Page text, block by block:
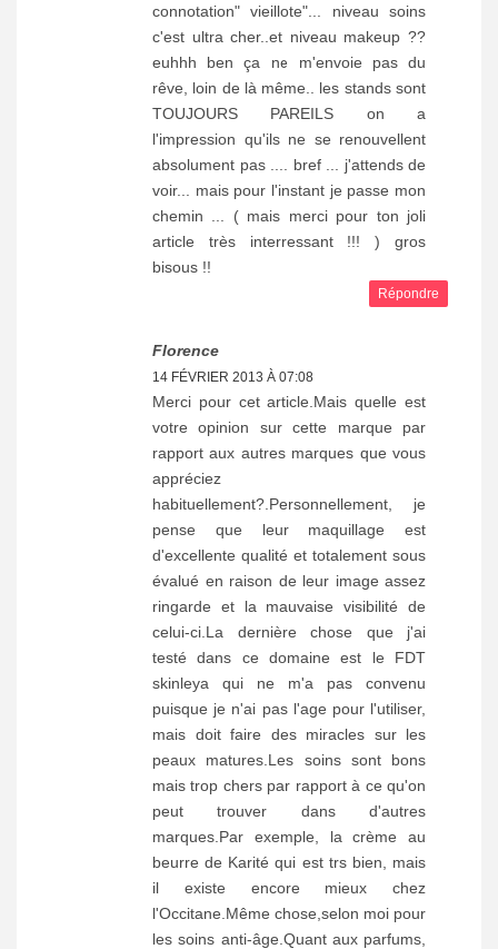
connotation" vieillote"... niveau soins
c'est ultra cher..et niveau makeup ??
euhhh ben ça ne m'envoie pas du
rêve, loin de là même.. les stands sont
TOUJOURS PAREILS on a
l'impression qu'ils ne se renouvellent
absolument pas .... bref ... j'attends de
voir... mais pour l'instant je passe mon
chemin ... ( mais merci pour ton joli
article très interressant !!! ) gros
bisous !!
Répondre
Florence
14 FÉVRIER 2013 À 07:08
Merci pour cet article.Mais quelle est
votre opinion sur cette marque par
rapport aux autres marques que vous
appréciez
habituellement?.Personnellement, je
pense que leur maquillage est
d'excellente qualité et totalement sous
évalué en raison de leur image assez
ringarde et la mauvaise visibilité de
celui-ci.La dernière chose que j'ai
testé dans ce domaine est le FDT
skinleya qui ne m'a pas convenu
puisque je n'ai pas l'age pour l'utiliser,
mais doit faire des miracles sur les
peaux matures.Les soins sont bons
mais trop chers par rapport à ce qu'on
peut trouver dans d'autres
marques.Par exemple, la crème au
beurre de Karité qui est trs bien, mais
il existe encore mieux chez
l'Occitane.Même chose,selon moi pour
les soins anti-âge.Quant aux parfums,